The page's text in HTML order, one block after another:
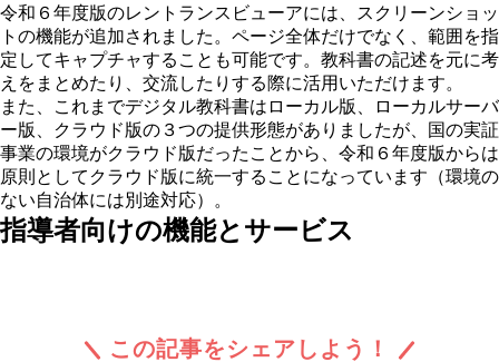
令和６年度版のレントランスビューアには、
スクリーンショッ
トの機能が追加されました 。ページ全体だけでなく、範囲を指
定してキャプチャすることも可能です。教科書の記述を元に考
えをまとめたり、交流したりする際に活用いただけます。
また、これまでデジタル教科書はローカル版、ローカルサーバ
ー版、クラウド版の３つの提供形態がありましたが、国の実証
事業の環境がクラウド版だったことから、令和６年度版からは
原則としてクラウド版に統一することになっています（環境の
ない自治体には別途対応）。
指導者向けの機能とサービス
この記事をシェアしよう！